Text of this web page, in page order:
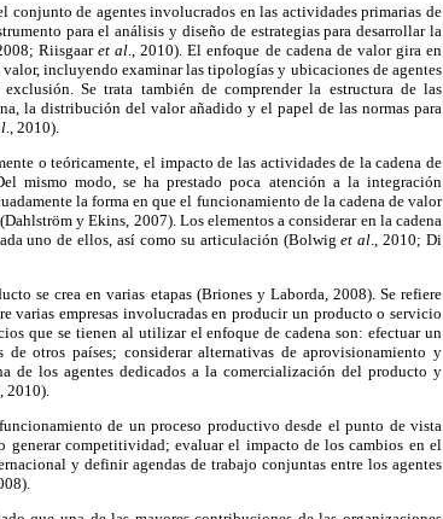
conjunto de agentes involucrados en las actividades primarias de
para el análisis y diseño de estrategias para desarrollar la
Riisgaaret al ., 2010). El enfoque de cadena de valor gira en
incluyendo examinar las tipologías y ubicaciones de agentes
Se trata también de comprender la estructura de las
la distribución del valor añadido y el papel de las normas para
., 2010).
o teóricamente, el impacto de las actividades de la cadena de
mismo modo, se ha prestado poca atención a la integración
la forma en que el funcionamiento de la cadena de valor
y Ekins, 2007). Los elementos a considerar en la cadena
uno de ellos, así como su articulación (Bolwiget al ., 2010; Di
se crea en varias etapas (Briones y Laborda, 2008). Se refiere
varias empresas involucradas en producir un producto o servicio
que se tienen al utilizar el enfoque de cadena son: efectuar un
otros países; considerar alternativas de aprovisionamiento y
de los agentes dedicados a la comercialización del producto y
., 2010).
de un proceso productivo desde el punto de vista
competitividad; evaluar el impacto de los cambios en el
y definir agendas de trabajo conjuntas entre los agentes